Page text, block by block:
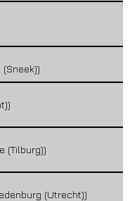
(Tilburg))
(Utrecht))